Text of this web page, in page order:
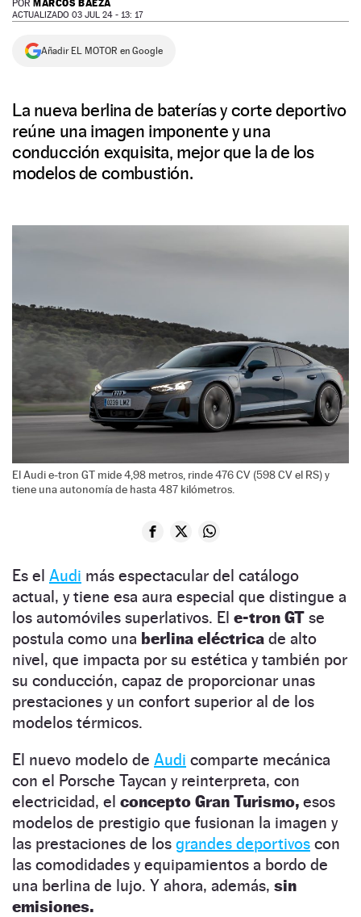
NEWSLETTER
POR MARCOS BAEZA
ACTUALIZADO 03 JUL 24 - 13: 17
Añadir EL MOTOR en Google
La nueva berlina de baterías y corte deportivo
reúne una imagen imponente y una
conducción exquisita, mejor que la de los
modelos de combustión.
El Audi e-tron GT mide 4,98 metros, rinde 476 CV (598 CV el RS) y
tiene una autonomía de hasta 487 kilómetros.
Es el Audi más espectacular del catálogo
actual, y tiene esa aura especial que distingue a
los automóviles superlativos. El e-tron GT se
postula como una berlina eléctrica de alto
nivel, que impacta por su estética y también por
su conducción, capaz de proporcionar unas
prestaciones y un confort superior al de los
modelos térmicos.
El nuevo modelo de Audi comparte mecánica
con el Porsche Taycan y reinterpreta, con
electricidad, el concepto Gran Turismo, esos
modelos de prestigio que fusionan la imagen y
las prestaciones de los grandes deportivos con
las comodidades y equipamientos a bordo de
una berlina de lujo. Y ahora, además, sin
emisiones.